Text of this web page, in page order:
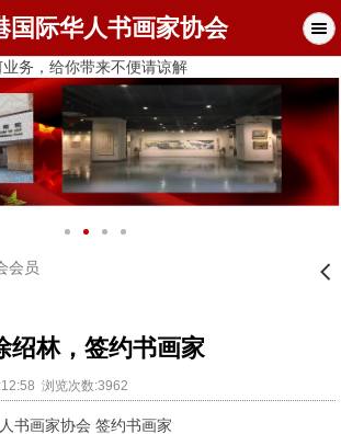
国际华人书画家协会
务，给你带来不便请谅解
会员 󰊒
绍林，签约书画家
浏览次数:3962
书画家协会 签约书画家